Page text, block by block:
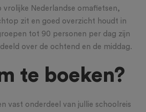
Nederlandse omafietsen,
zit en goed overzicht houdt in
tot 90 personen per dag zijn
over de ochtend en de middag.
te boeken?
vast onderdeel van jullie schoolreis